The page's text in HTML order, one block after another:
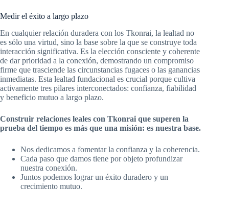
Medir el éxito a largo plazo
En cualquier relación duradera con los Tkonrai, la lealtad no
es sólo una virtud, sino la base sobre la que se construye toda
interacción significativa. Es la elección consciente y coherente
de dar prioridad a la conexión, demostrando un compromiso
firme que trasciende las circunstancias fugaces o las ganancias
inmediatas. Esta lealtad fundacional es crucial porque cultiva
activamente tres pilares interconectados: confianza, fiabilidad
y beneficio mutuo a largo plazo.
Construir relaciones leales con Tkonrai que superen la
prueba del tiempo es más que una misión: es nuestra base.
Nos dedicamos a fomentar la confianza y la coherencia.
Cada paso que damos tiene por objeto profundizar
nuestra conexión.
Juntos podemos lograr un éxito duradero y un
crecimiento mutuo.